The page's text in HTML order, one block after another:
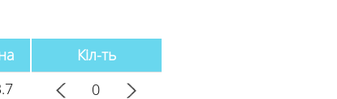
Кіл-ть